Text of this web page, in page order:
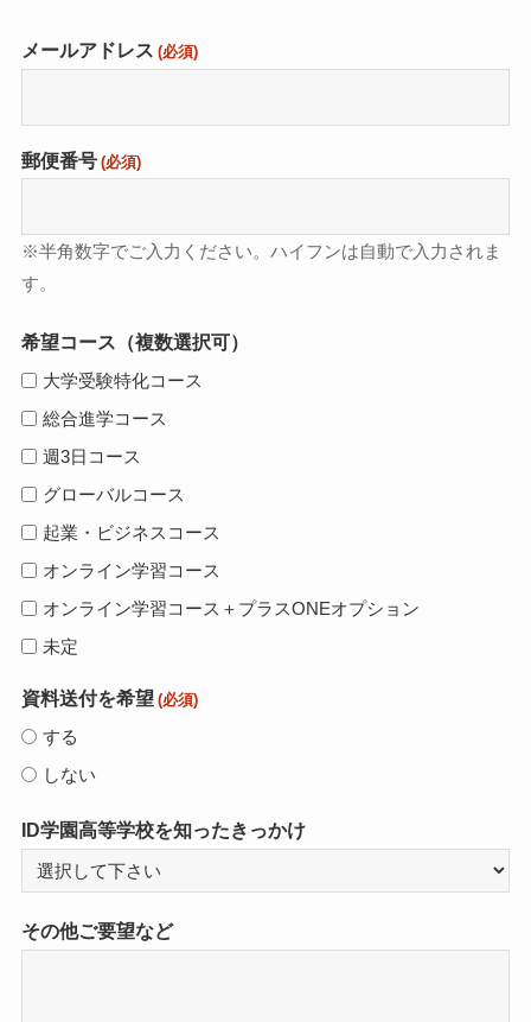
メールアドレス (必須)
郵便番号 (必須)
※半角数字でご入力ください。ハイフンは自動で入力されま
す。
希望コース（複数選択可）
大学受験特化コース
総合進学コース
週3日コース
グローバルコース
起業・ビジネスコース
オンライン学習コース
オンライン学習コース＋プラスONEオプション
未定
資料送付を希望 (必須)
する
しない
ID学園高等学校を知ったきっかけ
その他ご要望など